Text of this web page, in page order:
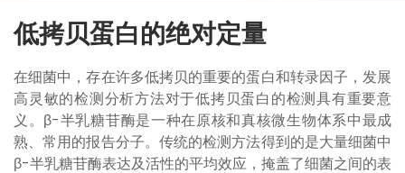
低拷贝蛋白的绝对定量
在细菌中，存在许多低拷贝的重要的蛋白和转录因子，发展
高灵敏的检测分析方法对于低拷贝蛋白的检测具有重要意
义。β-半乳糖苷酶是一种在原核和真核微生物体系中最成
熟、常用的报告分子。传统的检测方法得到的是大量细菌中
β-半乳糖苷酶表达及活性的平均效应，掩盖了细菌之间的表